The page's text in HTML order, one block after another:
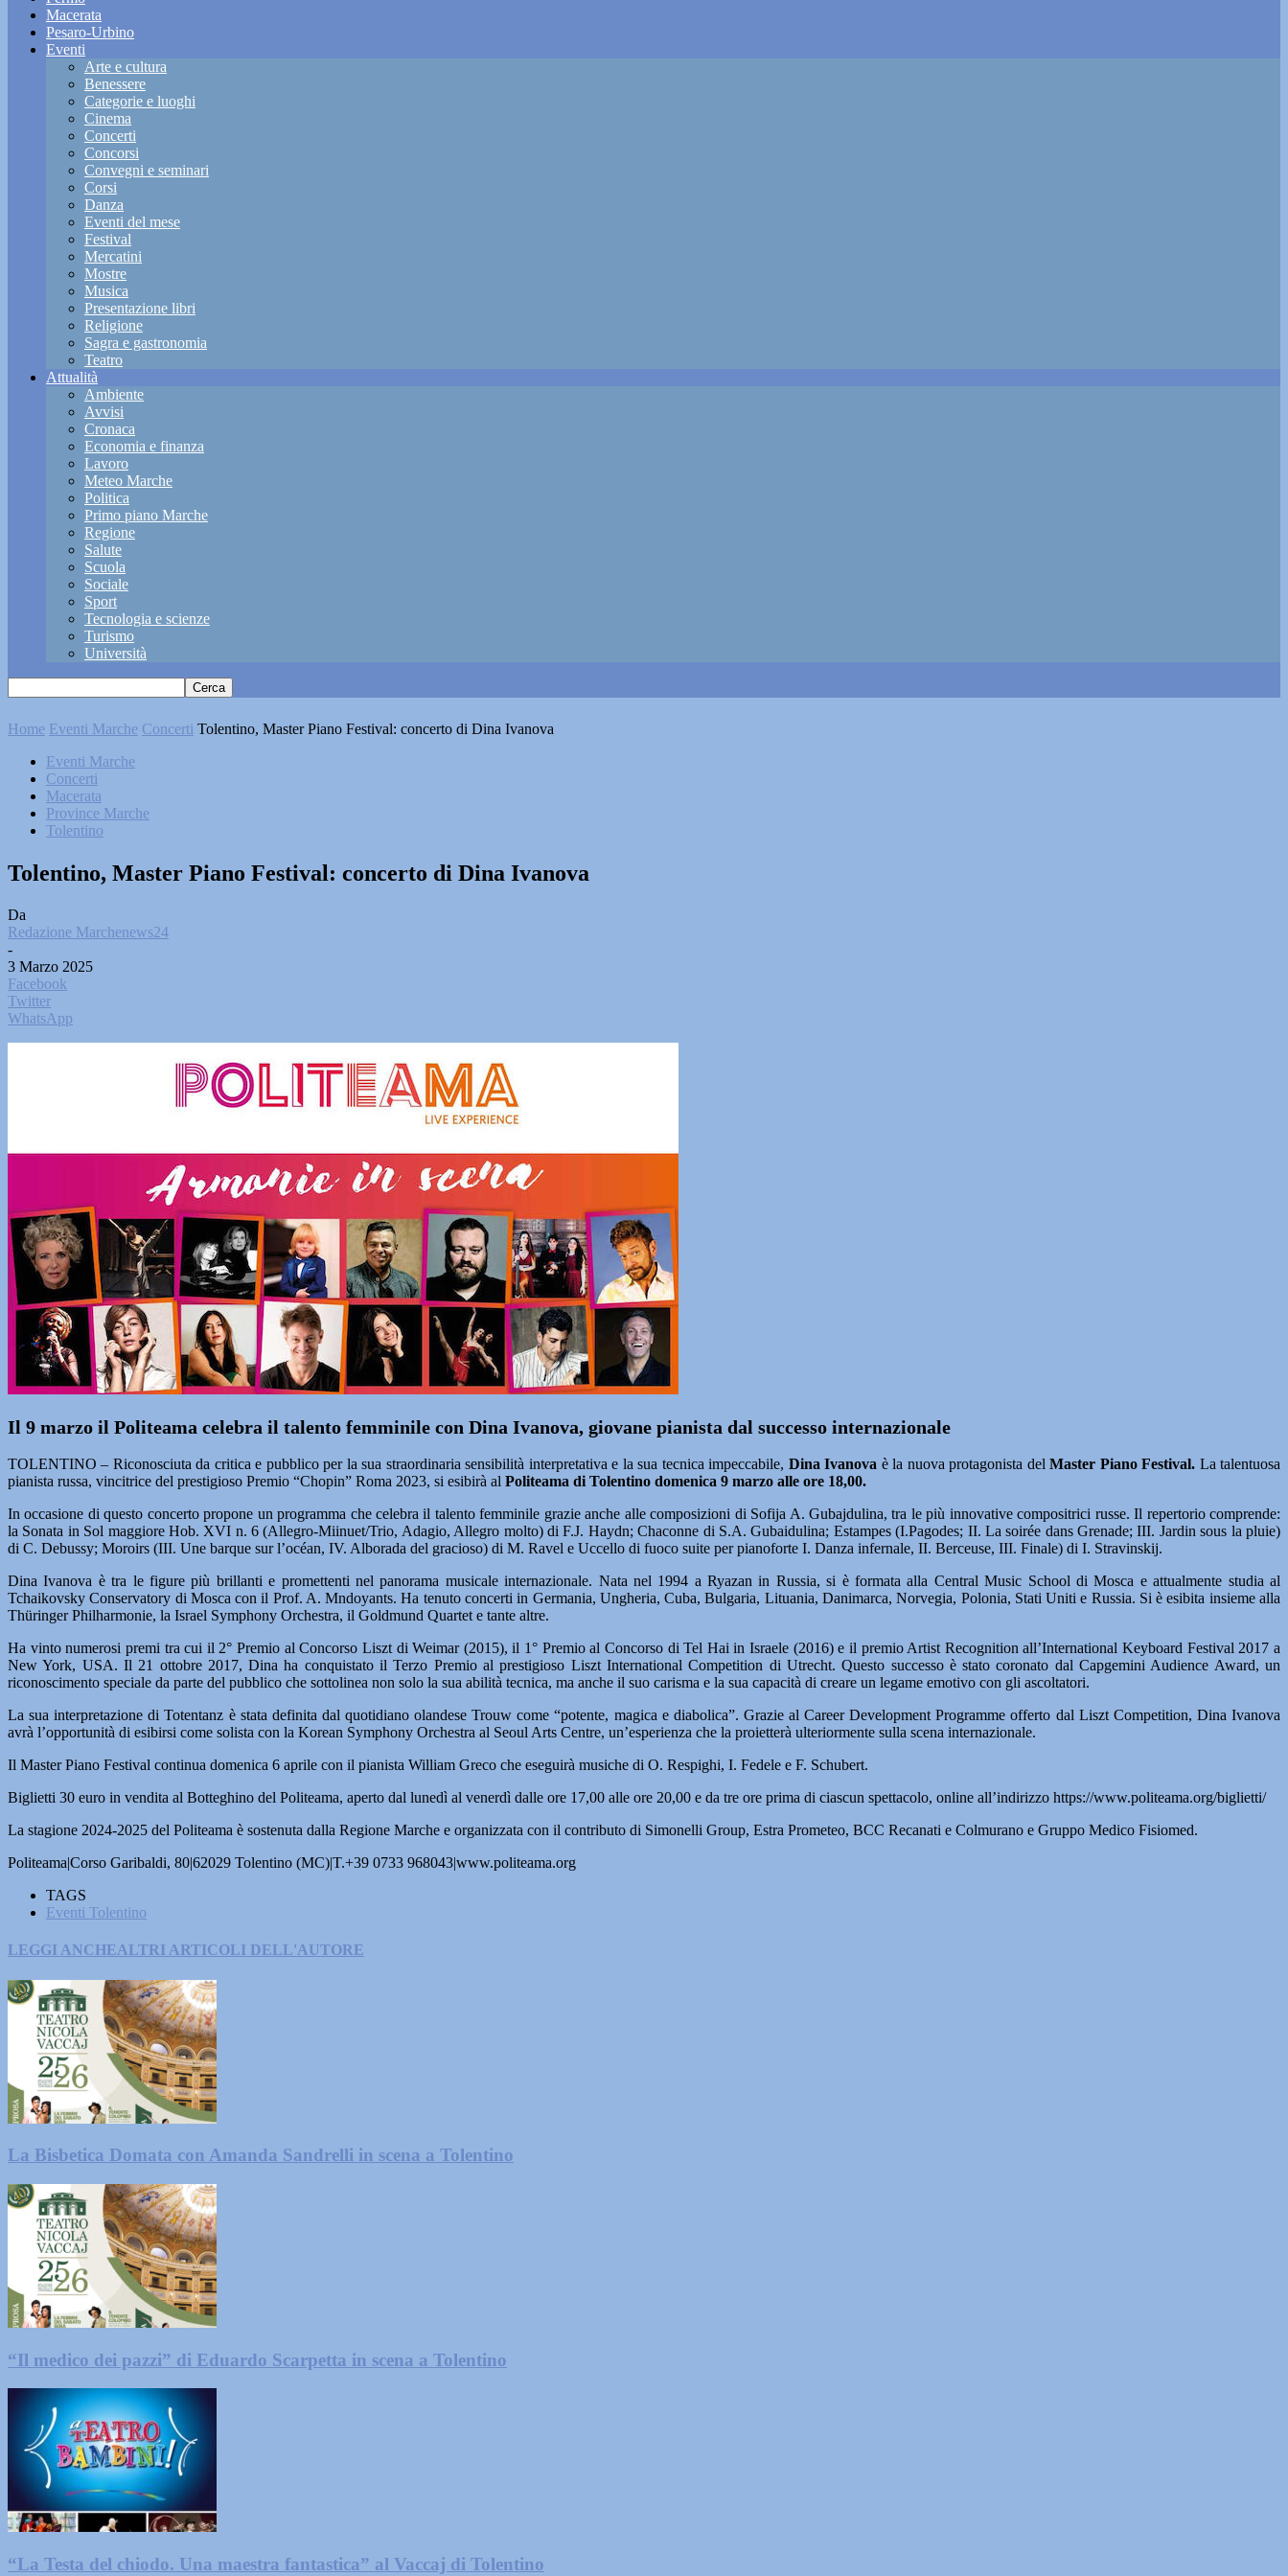
Macerata
Pesaro-Urbino
Eventi
Arte e cultura
Benessere
Categorie e luoghi
Cinema
Concerti
Concorsi
Convegni e seminari
Corsi
Danza
Eventi del mese
Festival
Mercatini
Mostre
Musica
Presentazione libri
Religione
Sagra e gastronomia
Teatro
Attualità
Ambiente
Avvisi
Cronaca
Economia e finanza
Lavoro
Meteo Marche
Politica
Primo piano Marche
Regione
Salute
Scuola
Sociale
Sport
Tecnologia e scienze
Turismo
Università
Home Eventi Marche Concerti Tolentino, Master Piano Festival: concerto di Dina Ivanova
Eventi Marche
Concerti
Macerata
Province Marche
Tolentino
Tolentino, Master Piano Festival: concerto di Dina Ivanova
Da
Redazione Marchenews24
-
3 Marzo 2025
Facebook
Twitter
WhatsApp
Il 9 marzo il Politeama celebra il talento femminile con Dina Ivanova, giovane pianista dal successo internazionale
TOLENTINO – Riconosciuta da critica e pubblico per la sua straordinaria sensibilità interpretativa e la sua tecnica impeccabile, Dina Ivanova è la nuova protagonista delMaster Piano Festival. La talentuosa
pianista russa, vincitrice del prestigioso Premio “Chopin” Roma 2023, si esibirà al Politeama di Tolentino domenica 9 marzo alle ore 18,00.
In occasione di questo concerto propone un programma che celebra il talento femminile grazie anche alle composizioni di Sofija A. Gubajdulina, tra le più innovative compositrici russe. Il repertorio comprende:
la Sonata in Sol maggiore Hob. XVI n. 6 (Allegro-Miinuet/Trio, Adagio, Allegro molto) di F.J. Haydn; Chaconne di S.A. Gubaidulina; Estampes (I.Pagodes; II. La soirée dans Grenade; III. Jardin sous la pluie)
di C. Debussy; Moroirs (III. Une barque sur l’océan, IV. Alborada del gracioso) di M. Ravel e Uccello di fuoco suite per pianoforte I. Danza infernale, II. Berceuse, III. Finale) di I. Stravinskij.
Dina Ivanova è tra le figure più brillanti e promettenti nel panorama musicale internazionale. Nata nel 1994 a Ryazan in Russia, si è formata alla Central Music School di Mosca e attualmente studia al
Tchaikovsky Conservatory di Mosca con il Prof. A. Mndoyants. Ha tenuto concerti in Germania, Ungheria, Cuba, Bulgaria, Lituania, Danimarca, Norvegia, Polonia, Stati Uniti e Russia. Si è esibita insieme alla
Thüringer Philharmonie, la Israel Symphony Orchestra, il Goldmund Quartet e tante altre.
Ha vinto numerosi premi tra cui il 2° Premio al Concorso Liszt di Weimar (2015), il 1° Premio al Concorso di Tel Hai in Israele (2016) e il premio Artist Recognition all’International Keyboard Festival 2017 a
New York, USA. Il 21 ottobre 2017, Dina ha conquistato il Terzo Premio al prestigioso Liszt International Competition di Utrecht. Questo successo è stato coronato dal Capgemini Audience Award, un
riconoscimento speciale da parte del pubblico che sottolinea non solo la sua abilità tecnica, ma anche il suo carisma e la sua capacità di creare un legame emotivo con gli ascoltatori.
La sua interpretazione di Totentanz è stata definita dal quotidiano olandese Trouw come “potente, magica e diabolica”. Grazie al Career Development Programme offerto dal Liszt Competition, Dina Ivanova
avrà l’opportunità di esibirsi come solista con la Korean Symphony Orchestra al Seoul Arts Centre, un’esperienza che la proietterà ulteriormente sulla scena internazionale.
Il Master Piano Festival continua domenica 6 aprile con il pianista William Greco che eseguirà musiche di O. Respighi, I. Fedele e F. Schubert.
Biglietti 30 euro in vendita al Botteghino del Politeama, aperto dal lunedì al venerdì dalle ore 17,00 alle ore 20,00 e da tre ore prima di ciascun spettacolo, online all’indirizzo https://www.politeama.org/biglietti/
La stagione 2024-2025 del Politeama è sostenuta dalla Regione Marche e organizzata con il contributo di Simonelli Group, Estra Prometeo, BCC Recanati e Colmurano e Gruppo Medico Fisiomed.
Politeama|Corso Garibaldi, 80|62029 Tolentino (MC)|T.+39 0733 968043|www.politeama.org
TAGS
Eventi Tolentino
LEGGI ANCHEALTRI ARTICOLI DELL'AUTORE
La Bisbetica Domata con Amanda Sandrelli in scena a Tolentino
“Il medico dei pazzi” di Eduardo Scarpetta in scena a Tolentino
“La Testa del chiodo. Una maestra fantastica” al Vaccaj di Tolentino